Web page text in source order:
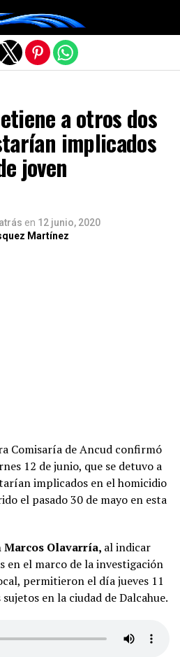
a otros dos
implicados
joven
en 12 junio, 2020
Martínez
Comisaría de Ancud confirmó
12 de junio, que se detuvo a
implicados en el homicidio
el pasado 30 de mayo en esta
Marcos Olavarría, al indicar
en el marco de la investigación
permitieron el día jueves 11
en la ciudad de Dalcahue.
versión móvil